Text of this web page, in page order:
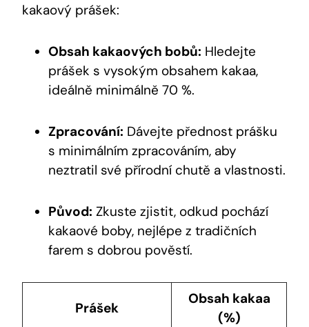
kakaový prášek:
Obsah kakaových bobů: Hledejte
prášek s vysokým obsahem kakaa,
ideálně minimálně 70 %.
Zpracování: Dávejte přednost prášku
s minimálním zpracováním, aby
neztratil své přírodní chutě a vlastnosti.
Původ: Zkuste zjistit, odkud pochází
kakaové boby, nejlépe z tradičních
farem s dobrou pověstí.
Prášek
Obsah kakaa
(%)